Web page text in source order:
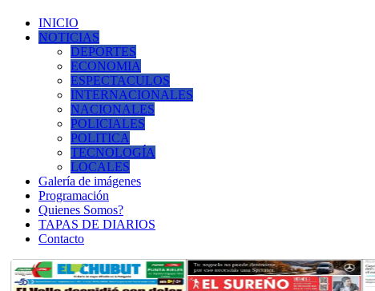
INICIO
NOTICIAS
DEPORTES
ECONOMIA
ESPECTACULOS
INTERNACIONALES
NACIONALES
POLICIALES
POLITICA
TECNOLOGÍA
LOCALES
Galería de imágenes
Programación
Quienes Somos?
TAPAS DE DIARIOS
Contacto